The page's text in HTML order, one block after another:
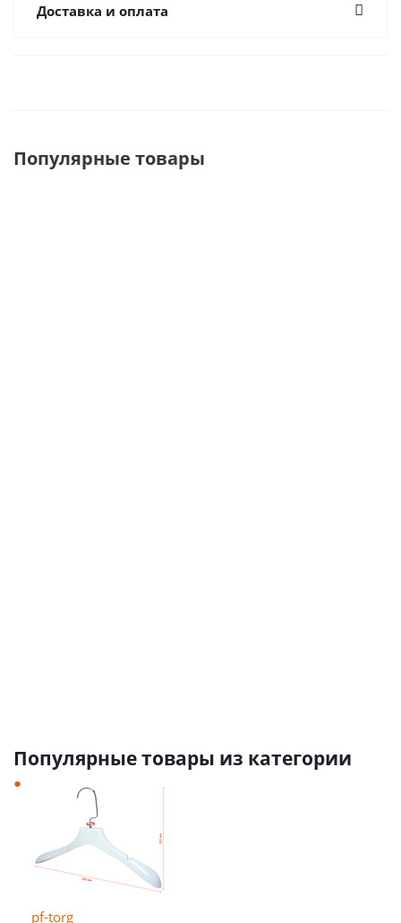
Доставка и оплата
Популярные товары
Популярные товары из категории
pf-torg